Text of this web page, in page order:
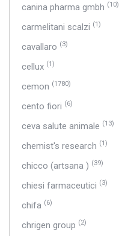
canina pharma gmbh (10)
carmelitani scalzi (1)
cavallaro (3)
cellux (1)
cemon (1780)
cento fiori (6)
ceva salute animale (13)
chemist's research (1)
chicco (artsana ) (39)
chiesi farmaceutici (3)
chifa (6)
chrigen group (2)